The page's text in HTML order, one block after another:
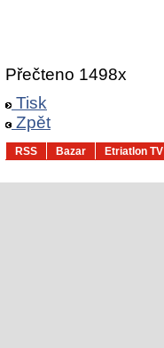
Přečteno 1498x
Tisk
Zpět
RSS Bazar Etriatlon TV